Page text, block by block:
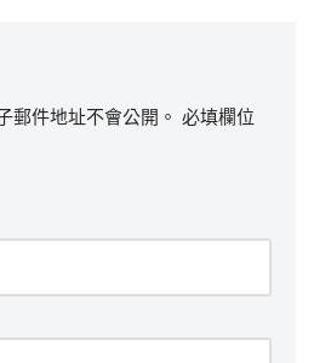
郵件地址不會公開。 必填欄位